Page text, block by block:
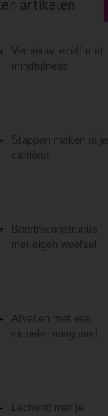
artikelen
Vernieuw jezelf met
mindfulness
Stappen maken in je
carrière!
Borstreconstructie
met eigen weefsel
Afvallen met een
virtuele maagband
Lachend met je